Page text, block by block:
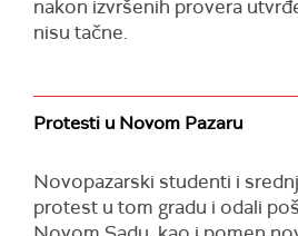
nakon izvršenih provera
nisu tačne.
Protesti u Novom Pazaru
Novopazarski studenti i
protest u tom gradu i odali